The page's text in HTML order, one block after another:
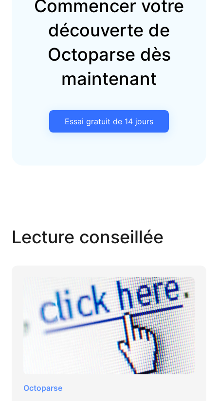
Commencer votre
découverte de
Octoparse dès
maintenant
Essai gratuit de 14 jours
Lecture conseillée
Octoparse